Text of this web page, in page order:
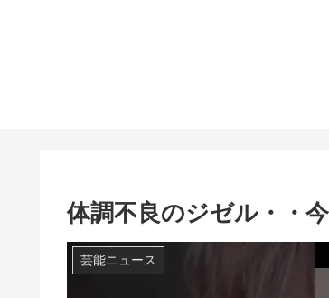
体調不良のジゼル・・
芸能ニュース